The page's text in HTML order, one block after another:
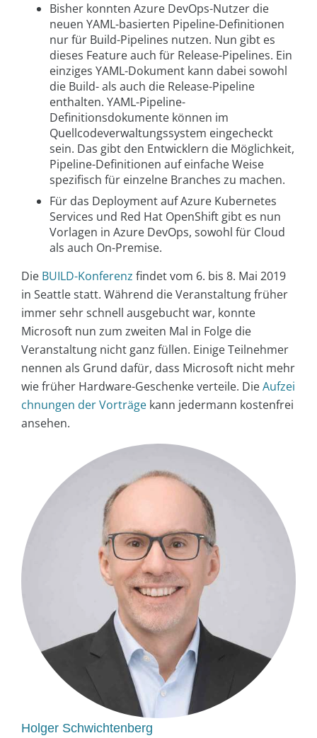
Bisher konnten Azure DevOps-Nutzer die
neuen YAML-basierten Pipeline-Definitionen
nur für Build-Pipelines nutzen. Nun gibt es
dieses Feature auch für Release-Pipelines. Ein
einziges YAML-Dokument kann dabei sowohl
die Build- als auch die Release-Pipeline
enthalten. YAML-Pipeline-
Definitionsdokumente können im
Quellcodeverwaltungssystem eingecheckt
sein. Das gibt den Entwicklern die Möglichkeit,
Pipeline-Definitionen auf einfache Weise
spezifisch für einzelne Branches zu machen.
Für das Deployment auf Azure Kubernetes
Services und Red Hat OpenShift gibt es nun
Vorlagen in Azure DevOps, sowohl für Cloud
als auch On-Premise.
Die BUILD-Konferenz findet vom 6. bis 8. Mai 2019
in Seattle statt. Während die Veranstaltung früher
immer sehr schnell ausgebucht war, konnte
Microsoft nun zum zweiten Mal in Folge die
Veranstaltung nicht ganz füllen. Einige Teilnehmer
nennen als Grund dafür, dass Microsoft nicht mehr
wie früher Hardware-Geschenke verteile. DieAufzei
chnungen der Vorträge kann jedermann kostenfrei
ansehen.
Holger Schwichtenberg